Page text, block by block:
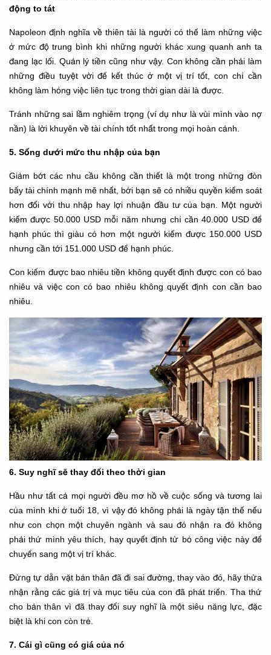
động to tát
Napoleon định nghĩa về thiên tài là người có thể làm những việc
ở mức độ trung bình khi những người khác xung quanh anh ta
đang lạc lối. Quản lý tiền cũng như vậy. Con không cần phải làm
những điều tuyệt vời để kết thúc ở một vị trí tốt, con chỉ cần
không làm hỏng việc liên tục trong thời gian dài là được.
Tránh những sai lầm nghiêm trọng (ví dụ như là vùi mình vào nợ
nần) là lời khuyên về tài chính tốt nhất trong mọi hoàn cảnh.
5. Sống dưới mức thu nhập của bạn
Giảm bớt các nhu cầu không cần thiết là một trong những đòn
bẩy tài chính mạnh mẽ nhất, bởi bạn sẽ có nhiều quyền kiểm soát
hơn đối với thu nhập hay lợi nhuận đầu tư của bạn. Một người
kiếm được 50.000 USD mỗi năm nhưng chỉ cần 40.000 USD để
hạnh phúc thì giàu có hơn một người kiếm được 150.000 USD
nhưng cần tới 151.000 USD để hạnh phúc.
Con kiếm được bao nhiêu tiền không quyết định được con có bao
nhiêu và việc con có bao nhiêu không quyết định con cần bao
nhiêu.
6. Suy nghĩ sẽ thay đổi theo thời gian
Hầu như tất cả mọi người đều mơ hồ về cuộc sống và tương lai
của mình khi ở tuổi 18, vì vậy đó không phải là ngày tận thế nếu
như con chọn một chuyên ngành và sau đó nhận ra đó không
phải thứ mình yêu thích, hay quyết định từ bỏ công việc này để
chuyển sang một vị trí khác.
Đừng tự dằn vặt bản thân đã đi sai đường, thay vào đó, hãy thừa
nhận rằng các giá trị và mục tiêu của con đã phát triển. Tha thứ
cho bản thân vì đã thay đổi suy nghĩ là một siêu năng lực, đặc
biệt là khi con còn trẻ.
7. Cái gì cũng có giá của nó